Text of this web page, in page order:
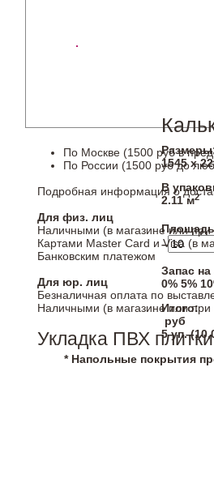
1545 х
В
2.11 м2
–
Запас на
0% 5%
Итого:
руб
5уп. (
* Напольные покрытия
По Москве (1500 руб в
По России (1500 руб до
Подробная информация о
Для физ. лиц
Наличными (в магазине или при
Картами Master Card и Visa (в
Банковским платежом
Для юр. лиц
Безналичная оплата по
Наличными (в магазине или при
Укладка ПВХ плитки